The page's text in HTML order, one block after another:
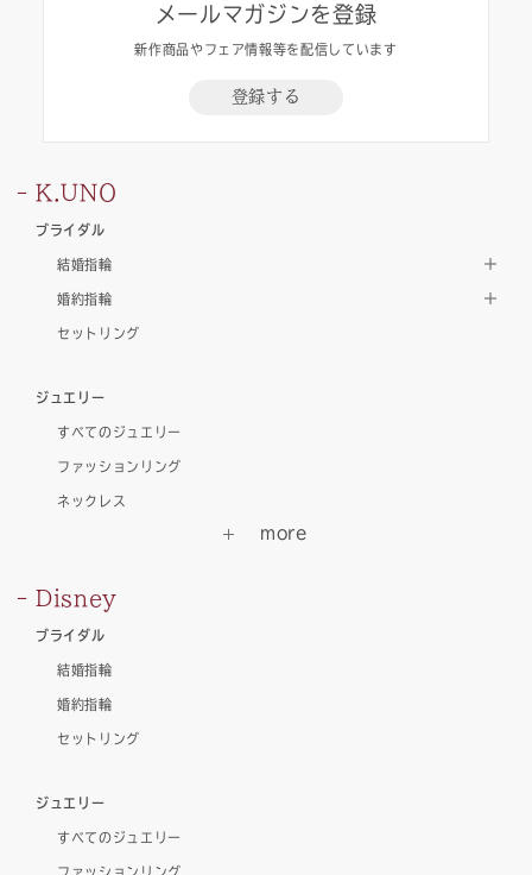
メールマガジンを登録
新作商品やフェア情報等を配信しています
登録する
K.UNO
ブライダル
結婚指輪
婚約指輪
セットリング
ジュエリー
すべてのジュエリー
ファッションリング
ネックレス
Disney
ブライダル
結婚指輪
婚約指輪
セットリング
ジュエリー
すべてのジュエリー
ファッションリング